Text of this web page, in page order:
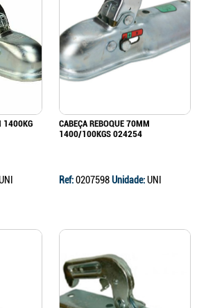
1400KG
CABEÇA REBOQUE 70MM
1400/100KGS 024254
Ref:0207598Unidade:UNI